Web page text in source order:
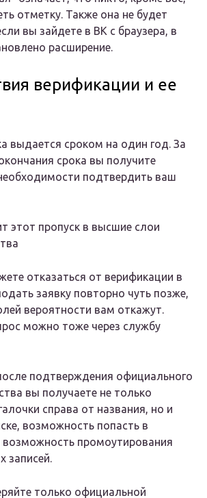
отметку. Также она не будет
вы зайдете в ВК с браузера, в
расширение.
верификации и ее
выдается сроком на один год. За
срока вы получите
подтвердить ваш
этот пропуск в высшие слои
отказаться от верификации в
заявку повторно чуть позже,
вероятности вам откажут.
можно тоже через службу
подтверждения официального
вы получаете не только
справа от названия, но и
возможность попасть в
возможность промоутирования
записей.
только официальной